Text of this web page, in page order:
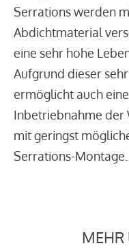
Serrations werden
Abdichtmaterial
eine sehr hohe
Aufgrund dieser
ermöglicht auch
Inbetriebnahme der
mit geringst
Serrations-Montage.
MEHR